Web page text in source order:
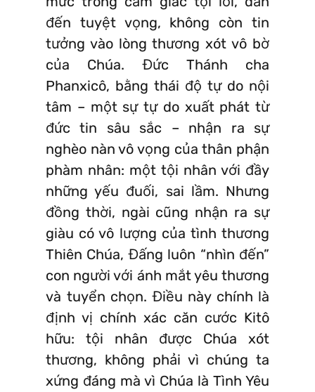
đến tuyệt vọng, không còn tin
tưởng vào lòng thương xót vô bờ
của Chúa. Đức Thánh cha
Phanxicô, bằng thái độ tự do nội
tâm – một sự tự do xuất phát từ
đức tin sâu sắc – nhận ra sự
nghèo nàn vô vọng của thân phận
phàm nhân: một tội nhân với đầy
những yếu đuối, sai lầm. Nhưng
đồng thời, ngài cũng nhận ra sự
giàu có vô lượng của tình thương
Thiên Chúa, Đấng luôn “nhìn đến”
con người với ánh mắt yêu thương
và tuyển chọn. Điều này chính là
định vị chính xác căn cước Kitô
hữu: tội nhân được Chúa xót
thương, không phải vì chúng ta
xứng đáng mà vì Chúa là Tình Yêu